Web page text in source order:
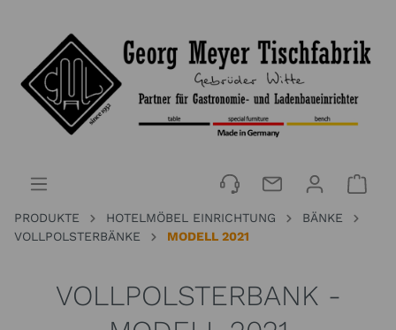
PRODUKTE HOTELMÖBEL EINRICHTUNG
BÄNKE
VOLLPOLSTERBÄNKE
MODELL 2021
VOLLPOLSTERBANK -